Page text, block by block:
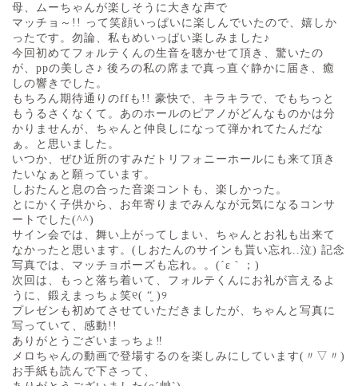
母、ムーちゃんが楽しそうに大きな声で
マッチョ～!! って笑顔いっぱいに楽しんでいたので、嬉しか
ったです。勿論、私もめいっぱい楽しみました♪
今回初めてフォルテくんの生音を聴かせて頂き、驚いたの
が、ppの美しさ♪ 後ろの私の席まで真っ直ぐ静かに届き、癒
しの響きでした。
もちろん期待通りのffも!! 豪快で、キラキラで、でもちっと
もうるさくなくて。あのホールのピアノがどんなものかは分
かりませんが、ちゃんと仲良しになって弾かれてたんだな
ぁ。と思いました。
いつか、ぜひ近所のすみだトリフォニーホールにも来て頂き
たいなぁと願っています。
しおたんと息の合った音楽コントも、楽しかった。
とにかく子供から、お年寄りまでみんなが元気になるコンサ
ートでした(^^)
サイン会では、舞い上がってしまい、ちゃんとお礼も出来て
なかったと思います。(しおたんのサインも貰い忘れ..泣) 記念
写真では、マッチョポーズも忘れ。。(´ε｀；)
次回は、もっと落ち着いて、フォルテくんにお礼が言えるよ
うに、鍛えまっちょ笑୧( “̮ )୨
プレゼンも初めてさせていただきましたが、ちゃんと写真に
写っていて、感動!!
ありがとうございまっちょ‼︎
メロちゃんの動画で登場するのを楽しみにしています(〃▽〃)
お手紙も読んで下さって、